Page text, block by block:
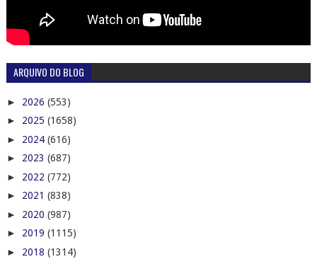
ARQUIVO DO BLOG
► 2026 (553)
► 2025 (1658)
► 2024 (616)
► 2023 (687)
► 2022 (772)
► 2021 (838)
► 2020 (987)
► 2019 (1115)
► 2018 (1314)